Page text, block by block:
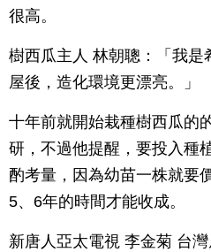
很高。
樹西瓜主人 林朝聰：「我是
屋後，造化環境更漂亮。」
十年前就開始栽種樹西瓜的
研，不過他提醒，要投入種
酌考量，因為幼苗一株就要
5、6年的時間才能收成。
新唐人亞太電視 李金菊 台